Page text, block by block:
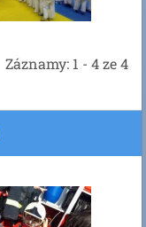
Záznamy: 1 - 4 ze 4